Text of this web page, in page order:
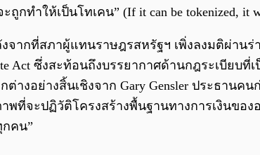
กทำให้เป็นโทเคน” (If it can be tokenized, it
จากที่สภาผู้แทนราษฎรสหรัฐฯ เพิ่งลงมติผ่าน
Act ซึ่งสะท้อนถึงบรรยากาศด้านกฎระเบีย
งอย่างสิ้นเชิงจาก Gary Gensler ประธานค
ที่จะปฏิวัติโครงสร้างพื้นฐานทางการเงินขอ
คน”